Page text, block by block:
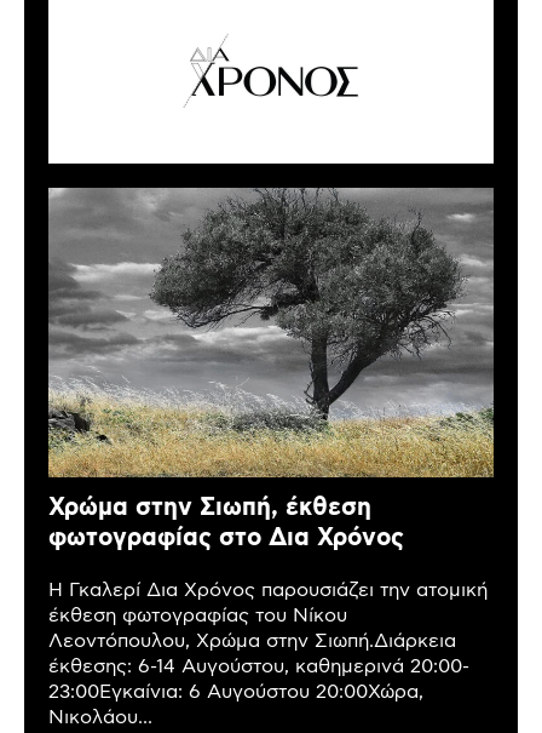
Χρώμα στην Σιωπή, έκθεση
φωτογραφίας στο Δια Χρόνος
Η Γκαλερί Δια Χρόνος παρουσιάζει την ατομική
έκθεση φωτογραφίας του Νίκου
Λεοντόπουλου, Χρώμα στην Σιωπή.Διάρκεια
έκθεσης: 6-14 Αυγούστου, καθημερινά 20:00-
23:00Εγκαίνια: 6 Αυγούστου 20:00Χώρα,
Νικολάου...